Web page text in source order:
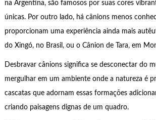
na Argentina, são famosos por suas cores
únicas. Por outro lado, há cânions menos
proporcionam uma experiência ainda mais
do Xingó, no Brasil, ou o Cânion de Tara, em
Desbravar cânions significa se desconectar do
mergulhar em um ambiente onde a natureza é
cascatas que adornam essas formações
criando paisagens dignas de um quadro.